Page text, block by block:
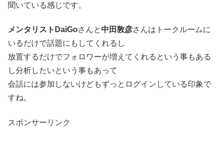
聞いている感じです。
メンタリストDaiGoさんと 中田敦彦さんはトークルームに
いるだけで話題にもしてくれるし
放置するだけでフォロワーが増えてくれるという事もある
し分析したいという事もあって
会話には参加しないけどもずっとログインしている印象で
すね。
スポンサーリンク